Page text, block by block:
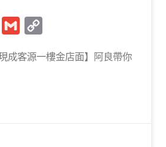
Line Gmail
成客源一樓金店面】阿良帶你